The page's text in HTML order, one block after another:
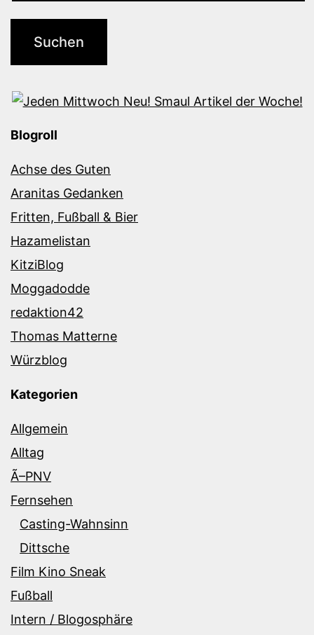
Blogroll
Achse des Guten
Aranitas Gedanken
Fritten, Fußball & Bier
Hazamelistan
KitziBlog
Moggadodde
redaktion42
Thomas Matterne
Würzblog
Kategorien
Allgemein
Alltag
Ã–PNV
Fernsehen
Casting-Wahnsinn
Dittsche
Film Kino Sneak
Fußball
Intern / Blogosphäre